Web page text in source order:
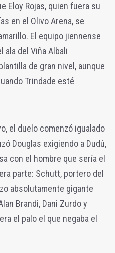
Eloy Rojas, quien fuera su
en el Olivo Arena, se
El equipo jiennense
ala del Viña Albali
de gran nivel, aunque
Trindade esté
el duelo comenzó igualado
Douglas exigiendo a Dudú,
con el hombre que sería el
parte: Schutt, portero del
absolutamente gigante
Brandi, Dani Zurdo y
el palo el que negaba el